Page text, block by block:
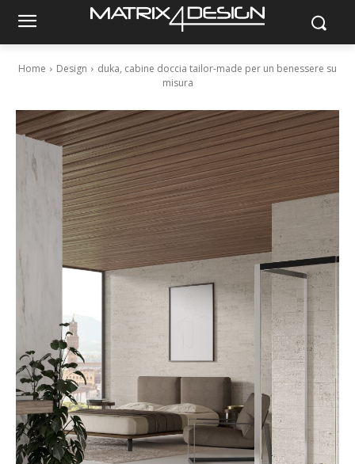
Home Design
duka, cabine doccia tailor-made per un benessere su
misura